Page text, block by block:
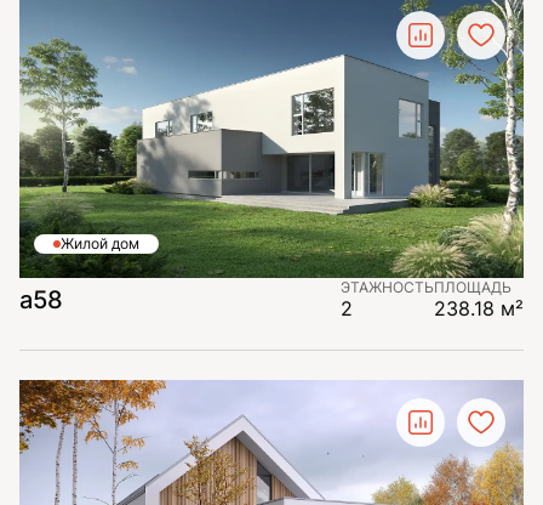
Жилой дом
a58 ЭТАЖНОСТЬ
2
ПЛОЩАДЬ
238.18 м²